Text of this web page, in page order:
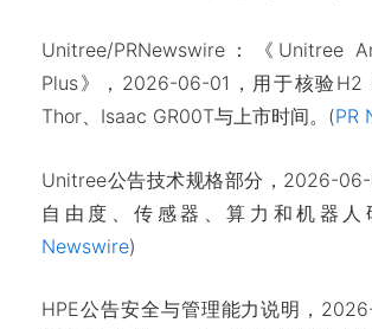
Unitree/PRNewswire：《Unitree
Plus》，2026-06-01，用于核验H2
Thor、Isaac GR00T与上市时间。(PR
Unitree公告技术规格部分，2026-
自由度、传感器、算力和机器人
Newswire)
HPE公告安全与管理能力说明，